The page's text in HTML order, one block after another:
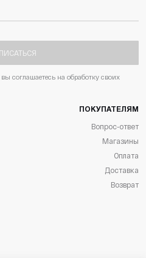
соглашаетесь на обработку своих
ПОКУПАТЕЛЯМ
Вопрос-ответ
Магазины
Оплата
Доставка
Возврат